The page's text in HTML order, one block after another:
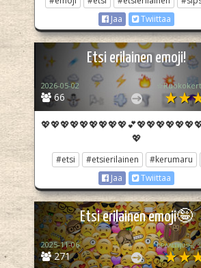
Jaa
Twiittaa
Etsi erilainen emoji!
66
2026-05-02
💖
#etsi #etsierilainen #kerumaru
Jaa
Twiittaa
Etsi erilainen emoji🤪
271
2025-11-06